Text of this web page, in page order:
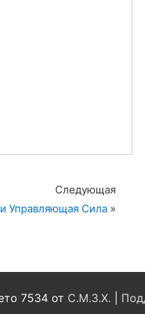
Следующая
Управляющая Сила»
7534 от С.М.З.Х.